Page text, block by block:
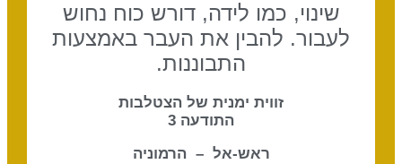
שינוי, כמו לידה, דורש כוח נחוש
לעבור. להבין את העבר באמצעות
התבוננות.
זווית ימנית של הצטלבות
התודעה 3
ראש-אל – הרמוניה